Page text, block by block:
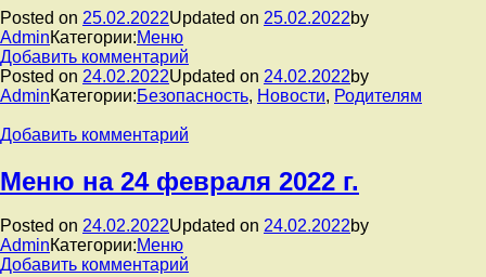
февраля
г.
Posted on 25.02.2022Updated on 25.02.2022by
AdminКатегории:Меню
Добавить комментарий
записи
Меню
2022
г.
Posted on 24.02.2022Updated on 24.02.2022by
AdminКатегории:Безопасность, Новости, Родителям
Добавить комментарий
Меню на 24 февраля 2022 г.
Posted on 24.02.2022Updated on 24.02.2022by
AdminКатегории:Меню
Добавить комментарий